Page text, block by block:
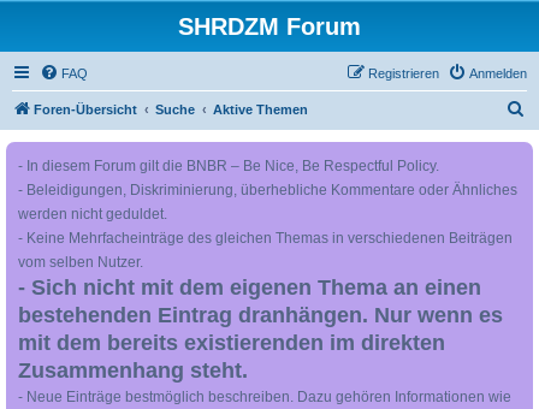
SHRDZM Forum
FAQ Anmelden
Registrieren
Foren-Übersicht Suche Aktive Themen
- In diesem Forum gilt die BNBR – Be Nice, Be Respectful Policy.
- Beleidigungen, Diskriminierung, überhebliche Kommentare oder Ähnliches
werden nicht geduldet.
- Keine Mehrfacheinträge des gleichen Themas in verschiedenen Beiträgen
vom selben Nutzer.
- Sich nicht mit dem eigenen Thema an einen
bestehenden Eintrag dranhängen. Nur wenn es
mit dem bereits existierenden im direkten
Zusammenhang steht.
- Neue Einträge bestmöglich beschreiben. Dazu gehören Informationen wie